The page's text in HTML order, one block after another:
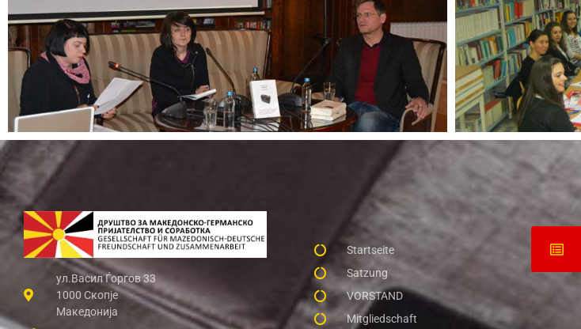
ул.Васил Ѓоргов 33
1000 Скопје
Македонија
Startseite
Satzung
VORSTAND
Mitgliedschaft